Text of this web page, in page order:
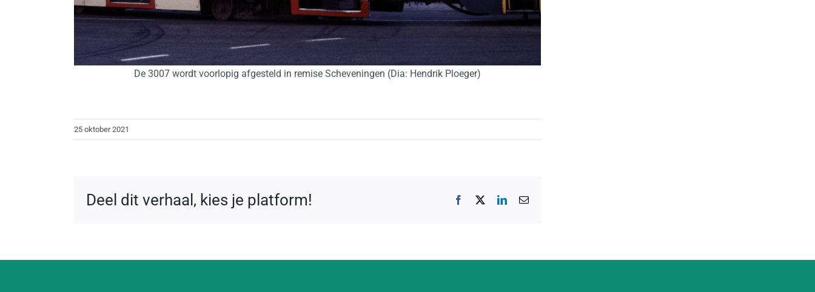
De 3007 wordt voorlopig afgesteld in remise Scheveningen (Dia: Hendrik Ploeger)
25 oktober 2021
Deel dit verhaal, kies je platform! Facebook LinkedIn
E-